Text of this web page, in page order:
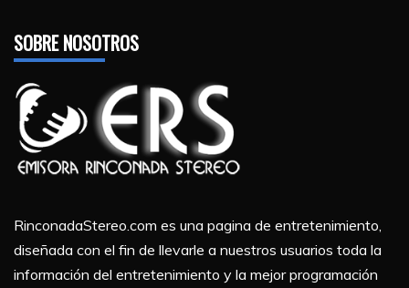
SOBRE NOSOTROS
RinconadaStereo.com es una pagina de entretenimiento,
diseñada con el fin de llevarle a nuestros usuarios toda la
información del entretenimiento y la mejor programación